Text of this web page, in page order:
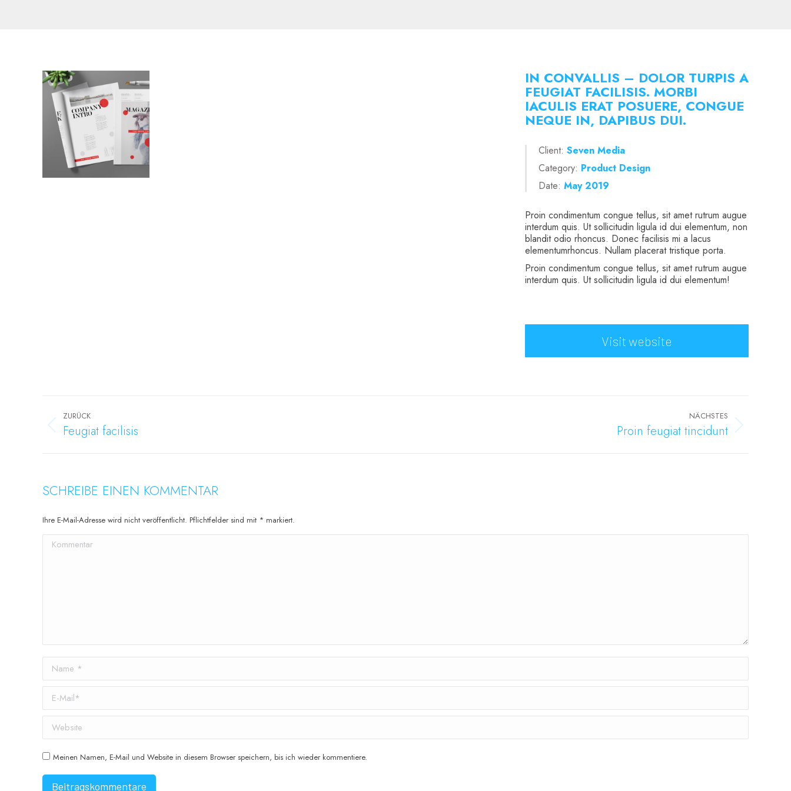
IN CONVALLIS – DOLOR TURPIS A
FEUGIAT FACILISIS. MORBI
IACULIS ERAT POSUERE, CONGUE
NEQUE IN, DAPIBUS DUI.
Client: Seven Media
Category: Product Design
Date: May 2019
Proin condimentum congue tellus, sit amet rutrum augue
interdum quis. Ut sollicitudin ligula id dui elementum, non
blandit odio rhoncus. Donec facilisis mi a lacus
elementumrhoncus. Nullam placerat tristique porta.
Proin condimentum congue tellus, sit amet rutrum augue
interdum quis. Ut sollicitudin ligula id dui elementum!
Visit website
navigation
ZURÜCK
Previous
project:
Feugiat facilisis
NÄCHSTES
Proin feugiat tincidunt
SCHREIBE EINEN KOMMENTAR
Ihre E-Mail-Adresse wird nicht veröffentlicht. Pflichtfelder sind mit * markiert.
Kommentar
Name *
E-Mail *
Website
Meinen Namen, E-Mail und Website in diesem Browser speichern, bis ich wieder kommentiere.
Beitragskommentare